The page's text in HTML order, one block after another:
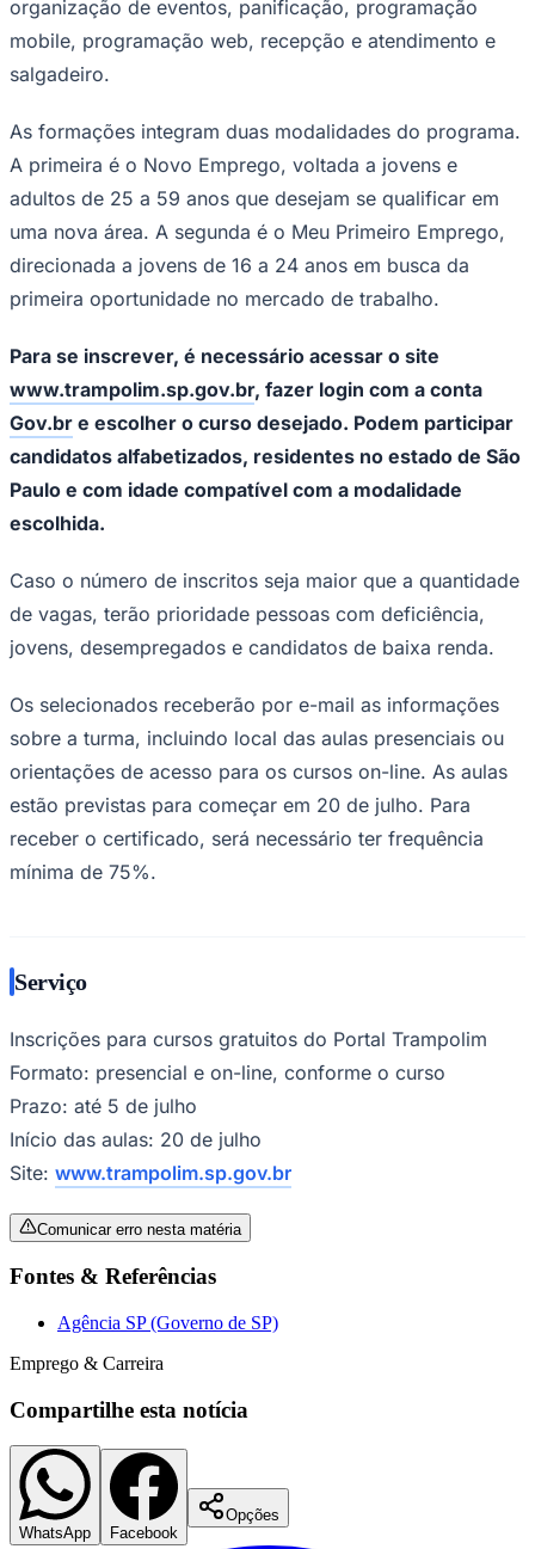
Palmeiras
São Paulo
organização de eventos, panificação, programação
mobile, programação web, recepção e atendimento e
salgadeiro.
As formações integram duas modalidades do programa.
A primeira é o Novo Emprego, voltada a jovens e
adultos de 25 a 59 anos que desejam se qualificar em
uma nova área. A segunda é o Meu Primeiro Emprego,
direcionada a jovens de 16 a 24 anos em busca da
primeira oportunidade no mercado de trabalho.
Para se inscrever, é necessário acessar o site
www.trampolim.sp.gov.br, fazer login com a conta
Gov.br e escolher o curso desejado. Podem participar
candidatos alfabetizados, residentes no estado de São
Paulo e com idade compatível com a modalidade
escolhida.
Caso o número de inscritos seja maior que a quantidade
de vagas, terão prioridade pessoas com deficiência,
jovens, desempregados e candidatos de baixa renda.
Os selecionados receberão por e-mail as informações
sobre a turma, incluindo local das aulas presenciais ou
orientações de acesso para os cursos on-line. As aulas
estão previstas para começar em 20 de julho. Para
receber o certificado, será necessário ter frequência
mínima de 75%.
Serviço
Inscrições para cursos gratuitos do Portal Trampolim
Formato: presencial e on-line, conforme o curso
Prazo: até 5 de julho
Início das aulas: 20 de julho
Site: www.trampolim.sp.gov.br
Comunicar erro nesta matéria
Fontes & Referências
Agência SP (Governo de SP)
Emprego & Carreira
Compartilhe esta notícia
WhatsApp Facebook
Opções